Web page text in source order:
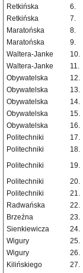
Retkińska
6.
Retkińska
7.
Maratońska
8.
Maratońska
9.
Waltera-Janke
10.
Waltera-Janke
11.
Obywatelska
12.
Obywatelska
13.
Obywatelska
14.
Obywatelska
15.
Obywatelska
16.
Politechniki
17.
Politechniki
18.
Politechniki
19.
Politechniki 20.
Politechniki
21.
Radwańska
22.
Brzeźna
23.
Sienkiewicza
24.
Wigury
25.
Wigury
26.
Kilińskiego
27.